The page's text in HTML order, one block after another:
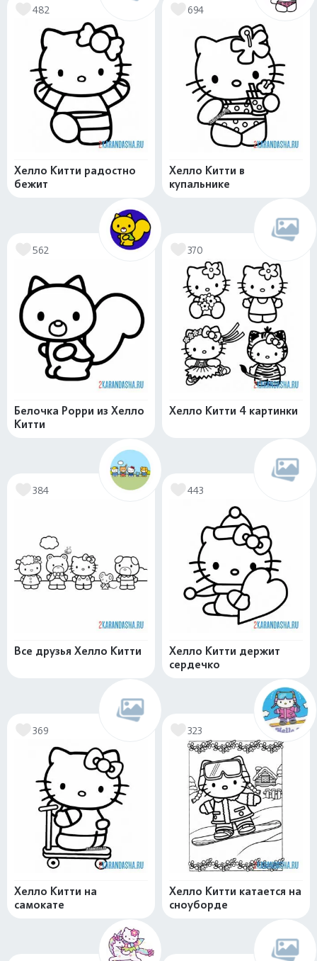
482
Хелло Китти радостно
бежит
694
Хелло Китти в
купальнике
562
Белочка Рорри из Хелло
Китти
370
Хелло Китти 4 картинки
384
Все друзья Хелло Китти
443
Хелло Китти держит
сердечко
369
Хелло Китти на
самокате
323
Хелло Китти катается на
сноуборде